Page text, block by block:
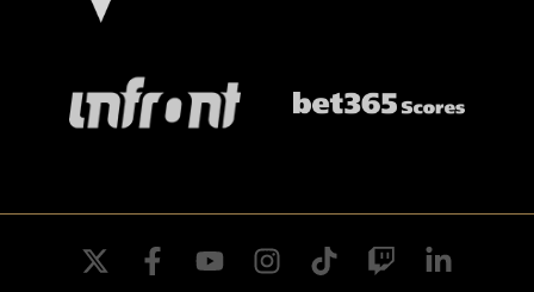
twitter facebookyoutube instagramtiktok twitch